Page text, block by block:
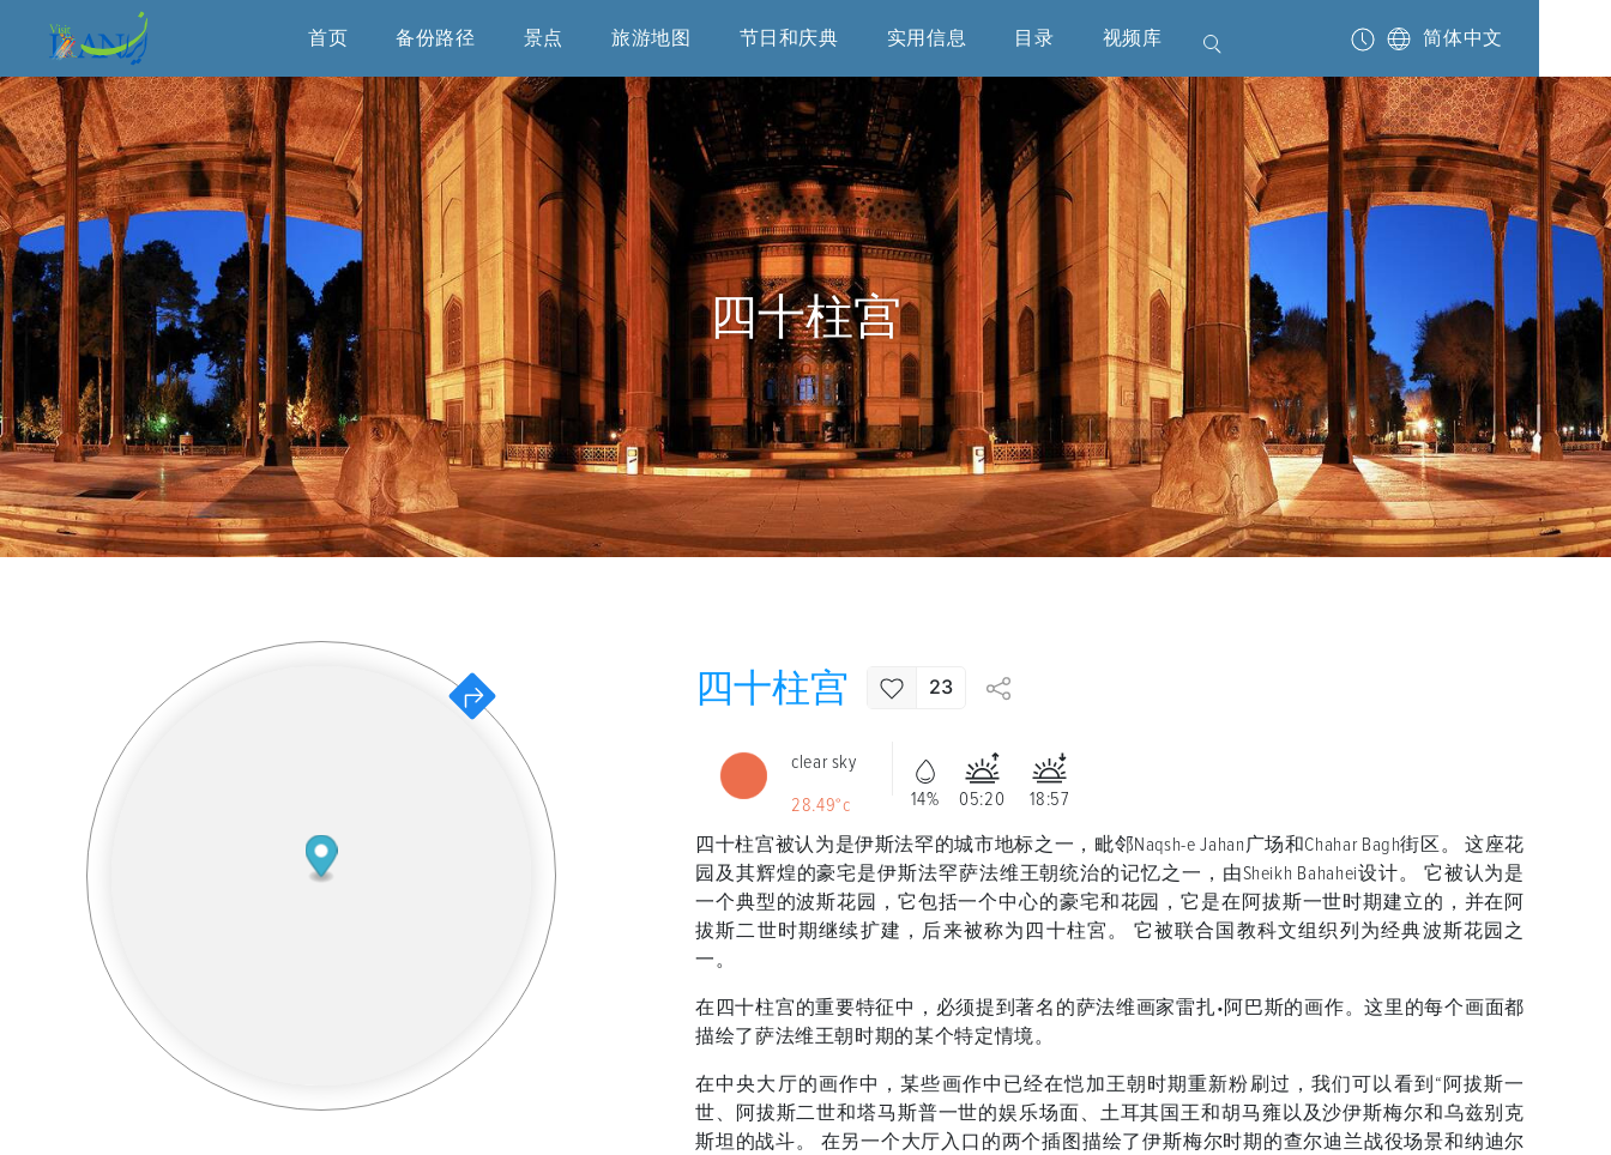
首页 备份路径 景点 旅游地图 节日和庆典 实用信息 目录 视频库 简体中文
四十柱宫
四十柱宫 23
clear sky
28.49°c
14% 05:20
18:57
四十柱宫被认为是伊斯法罕的城市地标之一，毗邻Naqsh-e Jahan广场和Chahar Bagh街区。 这座花
园及其辉煌的豪宅是伊斯法罕萨法维王朝统治的记忆之一，由Sheikh Bahahei设计。 它被认为是
一个典型的波斯花园，它包括一个中心的豪宅和花园，它是在阿拔斯一世时期建立的，并在阿
拔斯二世时期继续扩建，后来被称为四十柱宮。 它被联合国教科文组织列为经典波斯花园之
一。
在四十柱宫的重要特征中，必须提到著名的萨法维画家雷扎•阿巴斯的画作。这里的每个画面都
描绘了萨法维王朝时期的某个特定情境。
在中央大厅的画作中，某些画作中已经在恺加王朝时期重新粉刷过，我们可以看到“阿拔斯一
世、阿拔斯二世和塔马斯普一世的娱乐场面、土耳其国王和胡马雍以及沙伊斯梅尔和乌兹别克
斯坦的战斗。 在另一个大厅入口的两个插图描绘了伊斯梅尔时期的查尔迪兰战役场景和纳迪尔